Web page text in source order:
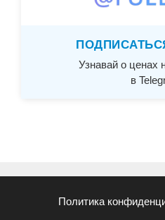
Узнавай о
в
Политика